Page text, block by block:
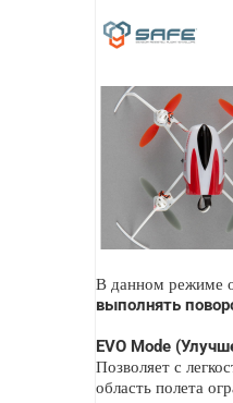
В данном режиме
выполнять
EVO Mode
Позволяет с
область полета